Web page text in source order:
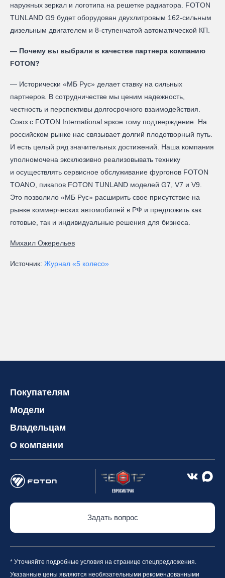
наружных зеркал и логотипа на решетке радиатора. FOTON
TUNLAND G9 будет оборудован двухлитровым 162‑сильным
дизельным двигателем и 8‑ступенчатой автоматической КП.
— Почему вы выбрали в качестве партнера компанию
FOTON?
— Исторически «МБ Рус» делает ставку на сильных
партнеров. В сотрудничестве мы ценим надежность,
честность и перспективы долгосрочного взаимодействия.
Союз с FOTON International яркое тому подтверждение. На
российском рынке нас связывает долгий плодотворный путь.
И есть целый ряд значительных достижений. Наша компания
уполномочена эксклюзивно реализовывать технику
и осуществлять сервисное обслуживание фургонов FOTON
TOANO, пикапов FOTON TUNLAND моделей G7, V7 и V9.
Это позволило «МБ Рус» расширить свое присутствие на
рынке коммерческих автомобилей в РФ и предложить как
готовые, так и индивидуальные решения для бизнеса.
Михаил Ожерельев
Источник: Журнал «5 колесо»
Покупателям
Модели
Владельцам
О компании
Задать вопрос
* Уточняйте подробные условия на странице спецпредложения.
Указанные цены являются необязательными рекомендованными